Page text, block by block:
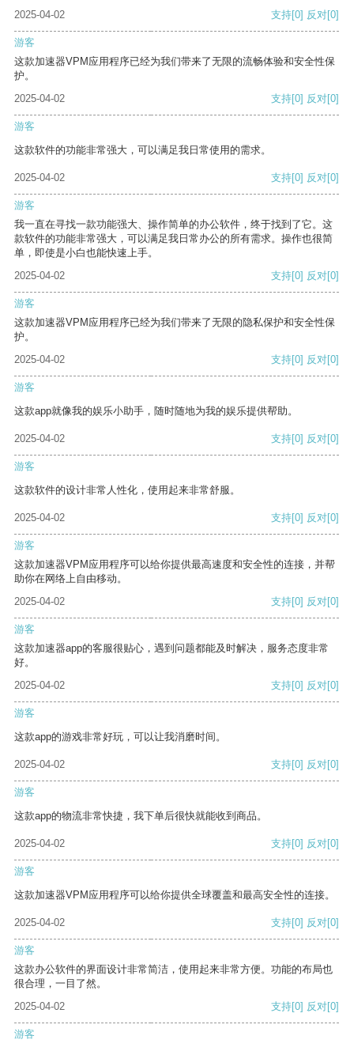
2025-04-02 支持[0] 反对[0]
游客
这款加速器VPM应用程序已经为我们带来了无限的流畅体验和安全性保
护。
2025-04-02
支持[0] 反对[0]
游客
这款软件的功能非常强大，可以满足我日常使用的需求。
2025-04-02 支持[0] 反对[0]
游客
我一直在寻找一款功能强大、操作简单的办公软件，终于找到了它。这
款软件的功能非常强大，可以满足我日常办公的所有需求。操作也很简
单，即使是小白也能快速上手。
2025-04-02
支持[0] 反对[0]
游客
这款加速器VPM应用程序已经为我们带来了无限的隐私保护和安全性保
护。
2025-04-02
支持[0] 反对[0]
游客
这款app就像我的娱乐小助手，随时随地为我的娱乐提供帮助。
2025-04-02 支持[0] 反对[0]
游客
这款软件的设计非常人性化，使用起来非常舒服。
2025-04-02 支持[0] 反对[0]
游客
这款加速器VPM应用程序可以给你提供最高速度和安全性的连接，并帮
助你在网络上自由移动。
2025-04-02
支持[0] 反对[0]
游客
这款加速器app的客服很贴心，遇到问题都能及时解决，服务态度非常
好。
2025-04-02
支持[0] 反对[0]
游客
这款app的游戏非常好玩，可以让我消磨时间。
2025-04-02 支持[0] 反对[0]
游客
这款app的物流非常快捷，我下单后很快就能收到商品。
2025-04-02 支持[0] 反对[0]
游客
这款加速器VPM应用程序可以给你提供全球覆盖和最高安全性的连接。
2025-04-02 支持[0] 反对[0]
游客
这款办公软件的界面设计非常简洁，使用起来非常方便。功能的布局也
很合理，一目了然。
2025-04-02
支持[0] 反对[0]
游客